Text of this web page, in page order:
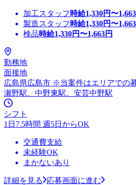
加工スタッフ 時給1,330円〜1,663
製造スタッフ 時給1,330円〜1,663
検品時給1,330円〜1,663円
勤務地
面接地
広島県広島市 ※当案件はエリアでの
瀬野駅、中野東駅、安芸中野駅
シフト
1日7.5時間 週5日からOK
交通費支給
未経験OK
まかないあり
詳細を見る
応募画面に進む